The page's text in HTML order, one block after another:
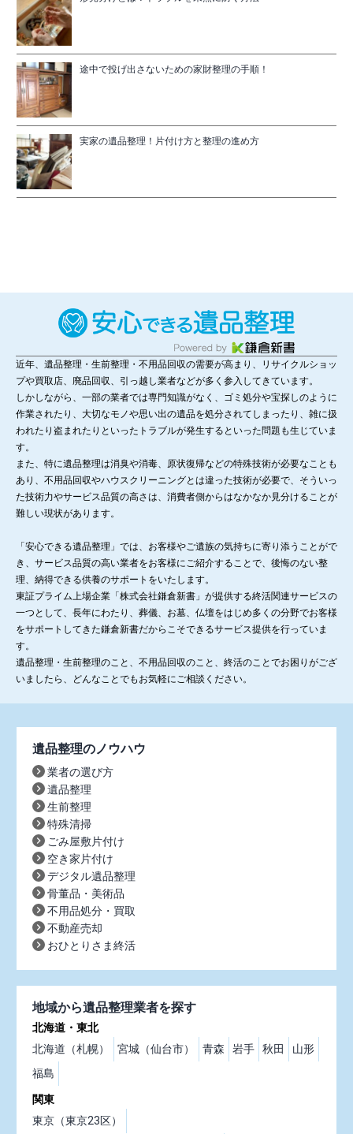
途中で投げ出さないための家財整理の手順！
実家の遺品整理！片付け方と整理の進め方
近年、遺品整理・生前整理・不用品回収の需要が高まり、リサイクルショッ
プや買取店、廃品回収、引っ越し業者などが多く参入してきています。
しかしながら、一部の業者では専門知識がなく、ゴミ処分や宝探しのように
作業されたり、大切なモノや思い出の遺品を処分されてしまったり、雑に扱
われたり盗まれたりといったトラブルが発生するといった問題も生じていま
す。
また、特に遺品整理は消臭や消毒、原状復帰などの特殊技術が必要なことも
あり、不用品回収やハウスクリーニングとは違った技術が必要で、そういっ
た技術力やサービス品質の高さは、消費者側からはなかなか見分けることが
難しい現状があります。
「安心できる遺品整理」では、お客様やご遺族の気持ちに寄り添うことがで
き、サービス品質の高い業者をお客様にご紹介することで、後悔のない整
理、納得できる供養のサポートをいたします。
東証プライム上場企業「株式会社鎌倉新書」が提供する終活関連サービスの
一つとして、長年にわたり、葬儀、お墓、仏壇をはじめ多くの分野でお客様
をサポートしてきた鎌倉新書だからこそできるサービス提供を行っていま
す。
遺品整理・生前整理のこと、不用品回収のこと、終活のことでお困りがござ
いましたら、どんなことでもお気軽にご相談ください。
遺品整理のノウハウ
業者の選び方
遺品整理
生前整理
特殊清掃
ごみ屋敷片付け
空き家片付け
デジタル遺品整理
骨董品・美術品
不用品処分・買取
不動産売却
おひとりさま終活
地域から遺品整理業者を探す
北海道・東北
北海道（札幌）
宮城（仙台市） 青森 岩手 秋田
山形
福島
関東
東京（東京23区）